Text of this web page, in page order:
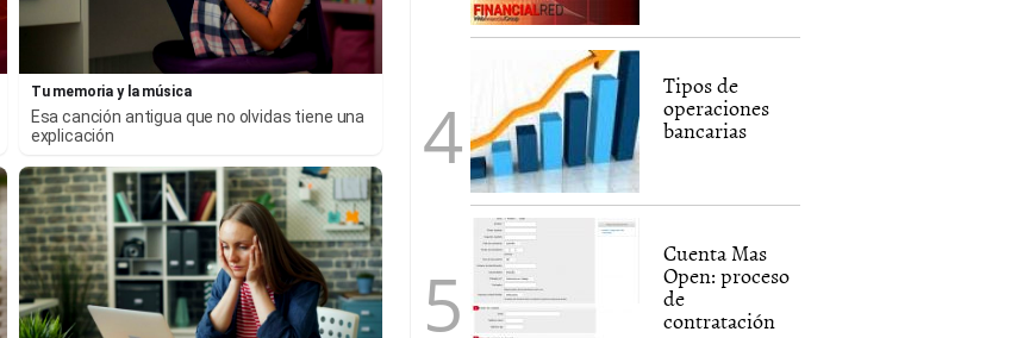
Tu memoria y la música
Esa canción antigua que no olvidas tiene una
explicación
Tipos de
operaciones
bancarias
Cuenta Mas
Open: proceso
de
contratación